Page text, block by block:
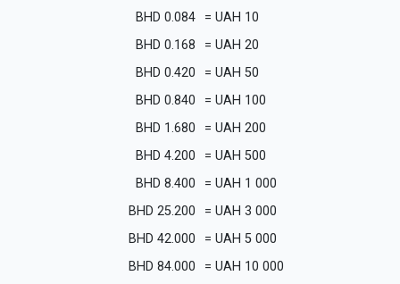
10
UAH
=
0.084
BHD
20
UAH
=
0.168
BHD
50
UAH
=
0.420
BHD
100
UAH
=
0.840
BHD
200
UAH
=
1.680
BHD
500
UAH
=
4.200
BHD
1 000
UAH
=
8.400
BHD
3 000
UAH
=
25.200
BHD
5 000
UAH
=
42.000
BHD
10 000
UAH
=
84.000
BHD